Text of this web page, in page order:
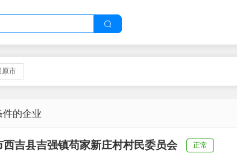
原市
件的企业
吉县吉强镇苟家新庄村村民委员会 正常